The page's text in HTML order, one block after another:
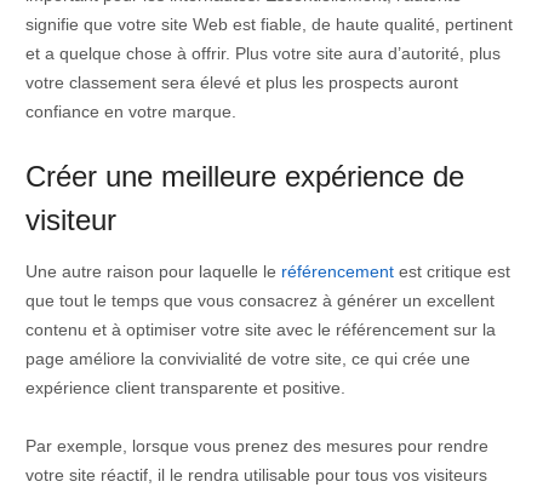
signifie que votre site Web est fiable, de haute qualité, pertinent
et a quelque chose à offrir. Plus votre site aura d’autorité, plus
votre classement sera élevé et plus les prospects auront
confiance en votre marque.
Créer une meilleure expérience de
visiteur
Une autre raison pour laquelle le référencementest critique est
que tout le temps que vous consacrez à générer un excellent
contenu et à optimiser votre site avec le référencement sur la
page améliore la convivialité de votre site, ce qui crée une
expérience client transparente et positive.
Par exemple, lorsque vous prenez des mesures pour rendre
votre site réactif, il le rendra utilisable pour tous vos visiteurs